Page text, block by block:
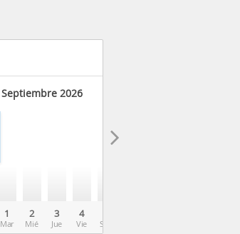
Septiembre 2026
1
Mar
2
Mié
3
Jue
4
Vie Sáb